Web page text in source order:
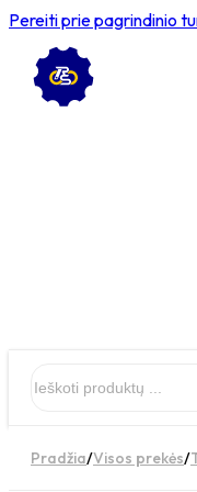
Pereiti prie pagrindinio
Pradžia/Visos prekės/